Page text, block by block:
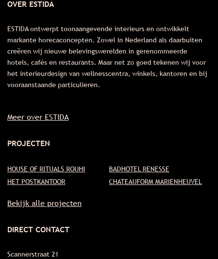
OVER ESTIDA
ESTIDA ontwerpt toonaangevende interieurs en ontwikkelt
markante horecaconcepten. Zowel in Nederland als daarbuiten
creëren wij nieuwe belevingswerelden in gerenommeerde
hotels, cafés en restaurants. Maar net zo goed tekenen wij voor
het interieurdesign van wellnesscentra, winkels, kantoren en bij
vooraanstaande particulieren.
Meer over ESTIDA
PROJECTEN
HOUSE OF RITUALS ROUHI
BADHOTEL RENESSE
HET POSTKANTOOR
CHATEAUFORM MARIENHEUVEL
Bekijk alle projecten
DIRECT CONTACT
Scannerstraat 21